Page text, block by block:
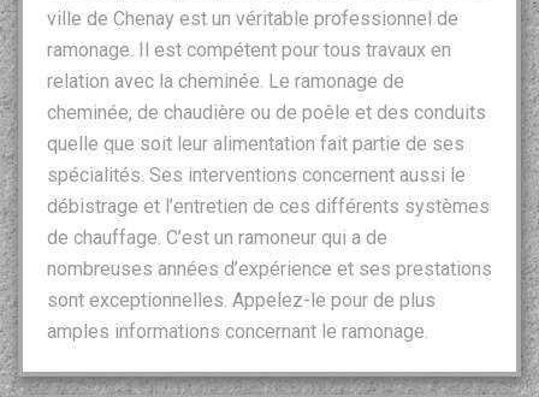
ville de Chenay est un véritable professionnel de
ramonage. Il est compétent pour tous travaux en
relation avec la cheminée. Le ramonage de
cheminée, de chaudière ou de poêle et des conduits
quelle que soit leur alimentation fait partie de ses
spécialités. Ses interventions concernent aussi le
débistrage et l’entretien de ces différents systèmes
de chauffage. C’est un ramoneur qui a de
nombreuses années d’expérience et ses prestations
sont exceptionnelles. Appelez-le pour de plus
amples informations concernant le ramonage.